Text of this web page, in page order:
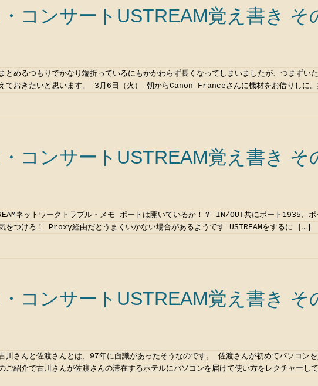
コンサートUSTREAM覚え書き そ
とめるつもりでかなり端折っているにもかかわらず長くなってしまいましたが、つまずい
ておきたいと思います。 3月6日（火） 朝からCanon Franceさんに機材をお借りしに
コンサートUSTREAM覚え書き そ
ネットワークトラブル・メモ ポートは開いているか！？ IN/OUT共にポート1935、
をつけろ！ Proxy経由だとうまくいかない場合があるようです USTREAMをするに […]
コンサートUSTREAM覚え書き そ
川さんと佐渡さんとは、97年に面識があったそうなのです。 佐渡さんが初めてパソコン
ご紹介で古川さんが佐渡さんの滞在するホテルにパソコンを届けて使い方をレクチャーし